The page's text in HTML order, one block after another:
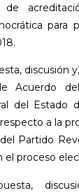
de
para
discusión
Acuerdo
del Estado
a la
Partido
el proceso